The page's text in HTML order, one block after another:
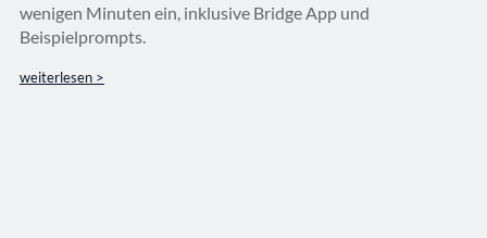
wenigen Minuten ein, inklusive Bridge App und
Beispielprompts.
weiterlesen >